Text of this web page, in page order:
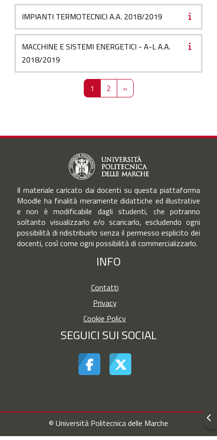
IMPIANTI TERMOTECNICI A.A. 2018/2019
MACCHINE E SISTEMI ENERGETICI - A-L A.A.
2018/2019
1 Pagina 1
2Pagina 2
»Pagina successiva
Il materiale caricato dai docenti su questa piattaforma
Moodle ha finalità meramente didattiche ed illustrative
e non è modificabile dagli studenti, che potranno
soltanto visualizzarlo e/o scaricarlo, escludendo ogni
possibilità di ridistribuirlo senza il permesso esplicito dei
docenti, così come ogni possibilità di commercializzarlo.
INFO
Contatti
Privacy
Cookie Policy
SEGUICI SUI SOCIAL
© Università Politecnica delle Marche